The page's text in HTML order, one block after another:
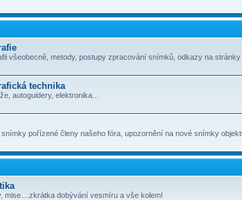
všeobecně, metody, postupy zpracování snímků, odkazy na
technika
autoguidery, elektronika...
pořízené členy našeho fóra, upozornění na nové snímky
mise....zkrátka dobývání vesmíru a vše kolem!